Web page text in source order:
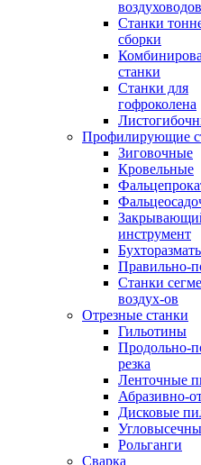
воздуховодов
Станки
сборки
станки
Станки для
гофроколена
Профилирующие
Зиговочные
Кровельные
инструмент
Правильно-
Станки
воздух-ов
Отрезные станки
Гильотины
Продольно-
резка
Ленточные
Абразивно-
Дисковые
Рольганги
Сварка